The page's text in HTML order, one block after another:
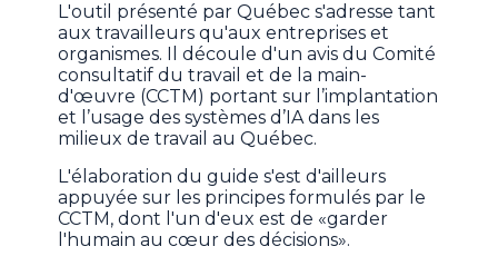
L'outil présenté par Québec s'adresse tant
aux travailleurs qu'aux entreprises et
organismes. Il découle d'un avis du Comité
consultatif du travail et de la main-
d'œuvre (CCTM) portant sur l’implantation
et l’usage des systèmes d’IA dans les
milieux de travail au Québec.
L'élaboration du guide s'est d'ailleurs
appuyée sur les principes formulés par le
CCTM, dont l'un d'eux est de «garder
l'humain au cœur des décisions».